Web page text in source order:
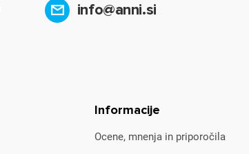
info@anni.si
Informacije
Ocene, mnenja in priporočila